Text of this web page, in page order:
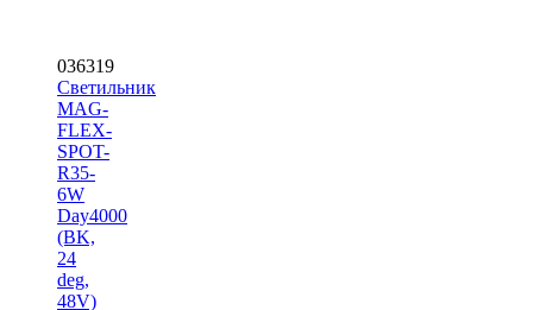
036319
Светильник
MAG-
FLEX-
SPOT-
R35-
6W
Day4000
(BK,
24
deg,
48V)